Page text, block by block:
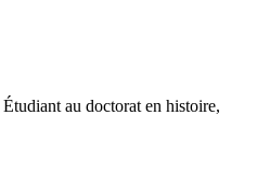
Étudiant au doctorat en histoire,